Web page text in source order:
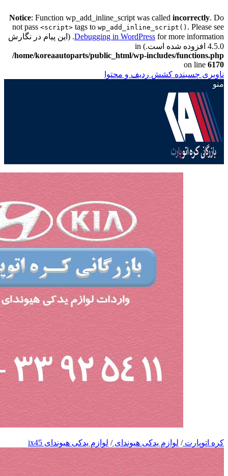
Notice: Function wp_add_inline_script was called incorrectly. Do
not pass <script> tags to wp_add_inline_script() . Please see
Debugging in WordPressfor more information. (این پیام در نگارش
4.5.0 افزوده شده است.) in
/home/koreaautoparts/public_html/wp-includes/functions.php
on line 6170
ناوبری چسبنده کشش ردیف و محتوا
منو
کره اتوپارت/ لوازم یدکی هیوندای/ لوازم یدکی هیوندای ix45